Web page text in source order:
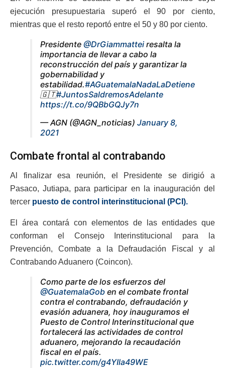
ejecución presupuestaria superó el 90 por ciento,
mientras que el resto reportó entre el 50 y 80 por ciento.
Presidente @DrGiammattei resalta la
importancia de llevar a cabo la
reconstrucción del país y garantizar la
gobernabilidad y
estabilidad.#AGuatemalaNadaLaDetiene
🇬🇹#JuntosSaldremosAdelante
https://t.co/9QBbGQJy7n
— AGN (@AGN_noticias) January 8,
2021
Combate frontal al contrabando
Al finalizar esa reunión, el Presidente se dirigió a
Pasaco, Jutiapa, para participar en la inauguración del
tercer puesto de control interinstitucional (PCI).
El área contará con elementos de las entidades que
conforman el Consejo Interinstitucional para la
Prevención, Combate a la Defraudación Fiscal y al
Contrabando Aduanero (Coincon).
Como parte de los esfuerzos del
@GuatemalaGob en el combate frontal
contra el contrabando, defraudación y
evasión aduanera, hoy inauguramos el
Puesto de Control Interinstitucional que
fortalecerá las actividades de control
aduanero, mejorando la recaudación
fiscal en el país.
pic.twitter.com/g4YIla49WE